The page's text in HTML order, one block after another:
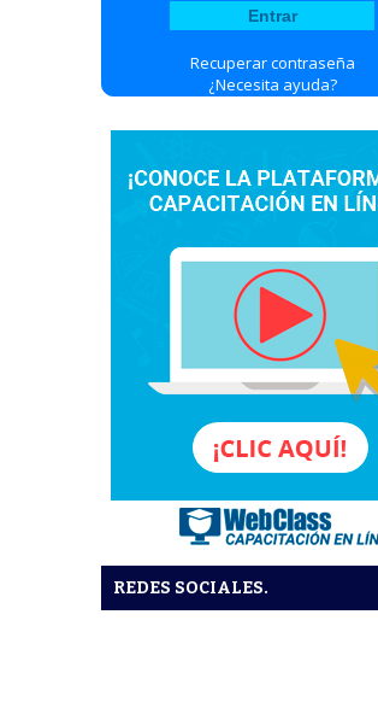
Recuperar contraseña
¿Necesita ayuda?
REDES SOCIALES.